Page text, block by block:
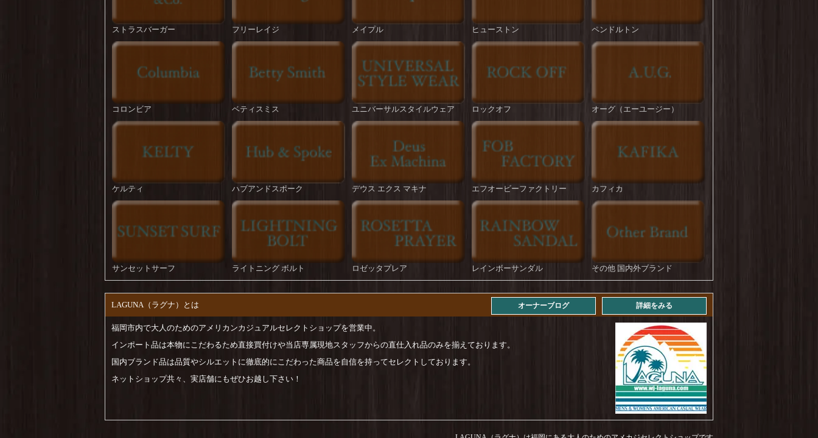
TROUSERSを更新しました！
HOUSTON : French Army M-47 Pantsを更新し
melple : Venice Trousersを更新しました！
melple : Tomcat Relax Pants を更新しました！
ROKX : TIDE ONを更新しました！
新しました！
HOUSTON : U.S.Cotton M-35 Denim Trousers
を更新しました！
ROKX : DENIM FATIGUE PANT
STRASSBURGER : Jumbo 14.5oz Selvedge
STRASSBURGER : 11.5 oz Jumbo Workers
Straight ZF Aging Over 3yearsを更新しまし
た！
STRASSBURGER : 11.5 oz Jumbo Workers
Straight ZF Aging Over 4yearsを更新しまし
Levi's : 569 LOOSE STRAIGHT (mid vintage)を
NEWHATTAN : COTTON TWILL LOW CAP
を更新しました！
NEWHATTAN : COTTON TWILL BUCKET
ストラスバーガー フリーレイジ メイプル ヒューストン ペンドルトン
コロンビア ベティスミス ユニバーサルスタイルウェア ロックオフ オーグ（エーユージー）
ケルティ ハブアンドスポーク デウス エクス マキナ エフオービーファクトリー カフィカ
サンセットサーフ ライトニング ボルト ロゼッタプレア レインボーサンダル その他 国内外ブランド
LAGUNA（ラグナ）とは 詳細をみる
オーナーブログ
福岡市内で大人のためのアメリカンカジュアルセレクトショップを営業中。
インポート品は本物にこだわるため直接買付けや当店専属現地スタッフからの直仕入れ品のみを揃えております。
国内ブランド品は品質やシルエットに徹底的にこだわった商品を自信を持ってセレクトしております。
ネットショップ共々、実店舗にもぜひお越し下さい！